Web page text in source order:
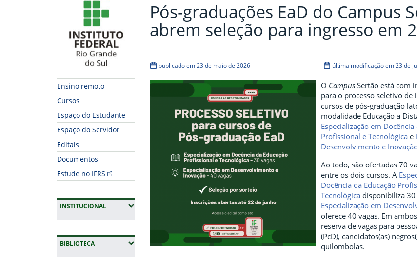
Ensino remoto
Cursos
Espaço do Estudante
Espaço do Servidor
Editais
Documentos
Estude no IFRS
INSTITUCIONAL(EXPANDIR SUBMENUS)
BIBLIOTECA(EXPANDIR SUBMENUS)
Pós-graduações EaD do Campus
abrem seleção para ingresso em
publicado em 23 de maio de 2026 última modificação em 23 de
O Campus Sertão está com
para o processo seletivo de
cursos de pós-graduação
modalidade Educação a
Especialização em Docência
Profissional e Tecnológica e
Desenvolvimento e
Ao todo, são ofertadas 70
entre os dois cursos. A
Docência da Educação
Tecnológica disponibiliza
Especialização em
oferece 40 vagas. Em
reserva de vagas para
(PcD), candidatos(as)
quilombolas.